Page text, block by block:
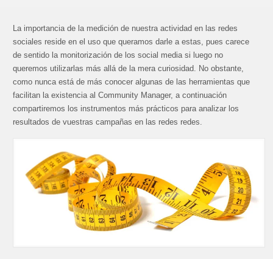
La importancia de la medición de nuestra actividad en las redes
sociales reside en el uso que queramos darle a estas, pues carece
de sentido la monitorización de los social media si luego no
queremos utilizarlas más allá de la mera curiosidad. No obstante,
como nunca está de más conocer algunas de las herramientas que
facilitan la existencia al Community Manager, a continuación
compartiremos los instrumentos más prácticos para analizar los
resultados de vuestras campañas en las redes redes.